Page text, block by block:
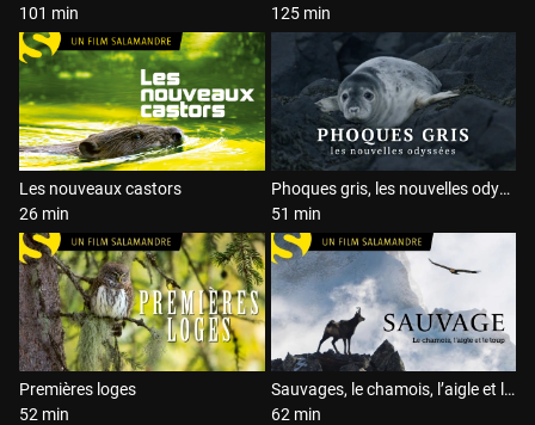
101 min
125 min
Les nouveaux castors
26 min
Phoques gris, les nouvelles odyssées
51 min
Premières loges
52 min
Sauvages, le chamois, l’aigle et le loup
62 min